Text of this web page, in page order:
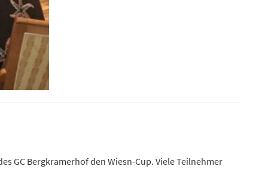
GC Bergkramerhof den Wiesn-Cup. Viele Teilnehmer